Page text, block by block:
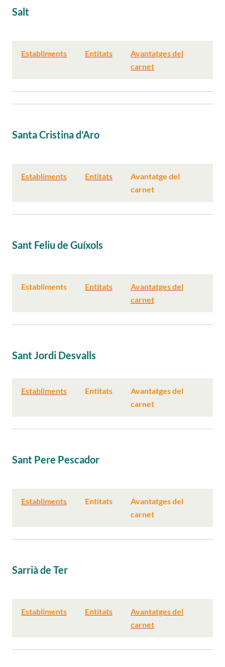
Salt
Establiments Entitats
Avantatges del
carnet
Santa Cristina d'Aro
Establiments Entitats
Avantatge del
carnet
Sant Feliu de Guíxols
Establiments Entitats
Avantatges del
carnet
Sant Jordi Desvalls
Establiments Entitats
Avantatges del
carnet
Sant Pere Pescador
Establiments Entitats
Avantatges del
carnet
Sarrià de Ter
Establiments Entitats
Avantatges del
carnet